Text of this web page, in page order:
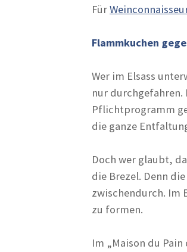
Für
Flammkuchen
Wer im Elsass
nur durchgefahren.
Pflichtprogramm
die ganze
Doch wer glaubt,
die Brezel. Denn
zwischendurch. Im
zu formen.
Im „Maison du